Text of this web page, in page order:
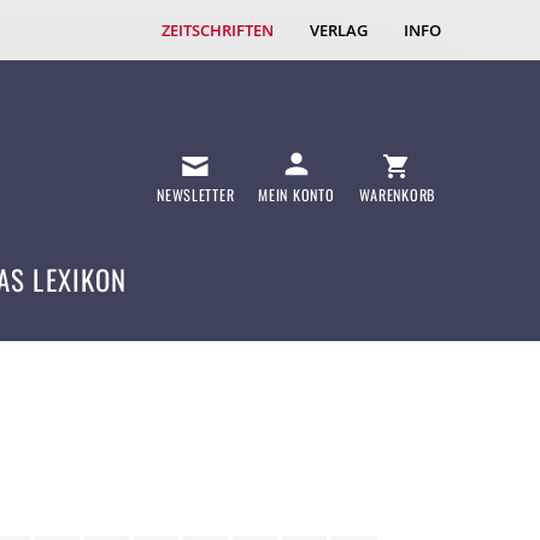
ZEITSCHRIFTEN VERLAG INFO
NEWSLETTER MEIN KONTO WARENKORB
LEXIKON